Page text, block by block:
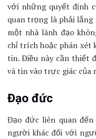
với những quyết định
quan trọng là phải lắng
một nhà lãnh đạo
chỉ trích hoặc phán xét
tin. Điều này cần thiết
và tin vào trực giác của
Đạo đức
Đạo đức liên quan
người khác đối với